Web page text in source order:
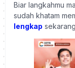
Biar langkahmu
sudah khatam
lengkap